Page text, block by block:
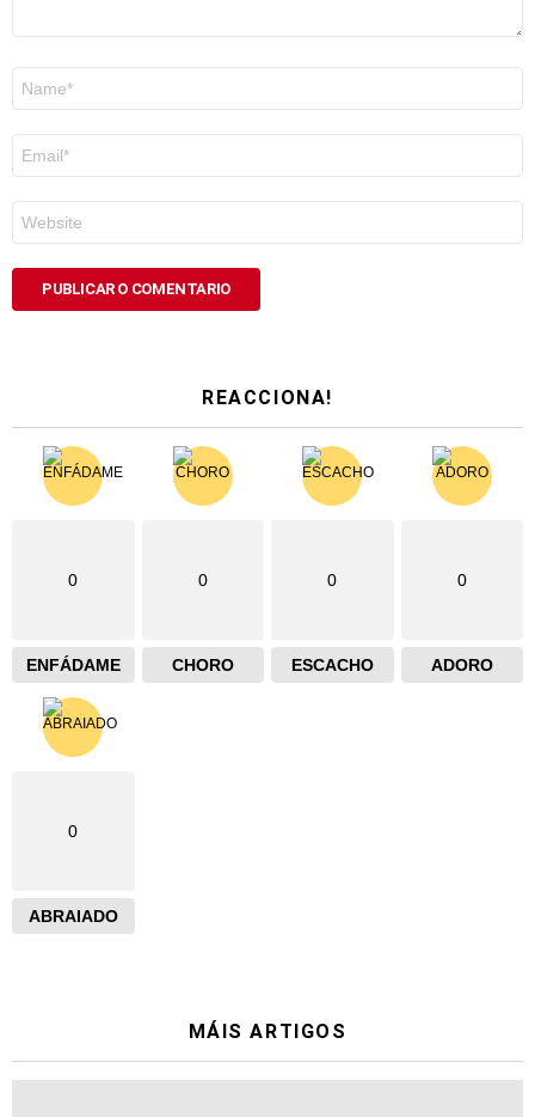
electrónico
*
REACCIONA!
0
ENFÁDAME
0
CHORO
0
ESCACHO
0
ADORO
0
ABRAIADO
MÁIS ARTIGOS